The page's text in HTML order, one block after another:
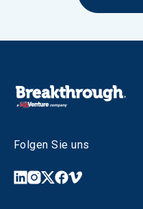
Folgen Sie uns